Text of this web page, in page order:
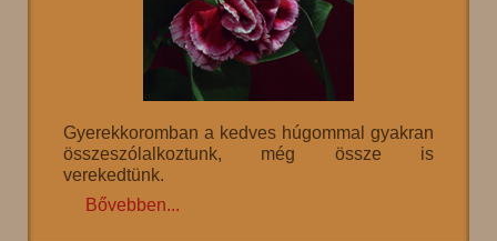
Gyerekkoromban a kedves húgommal gyakran
összeszólalkoztunk, még össze is
verekedtünk.
Bővebben...